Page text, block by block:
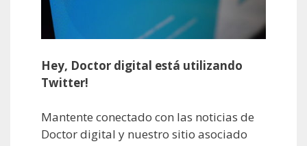
Hey, Doctor digital está utilizando
Twitter!
Mantente conectado con las noticias de
Doctor digital y nuestro sitio asociado